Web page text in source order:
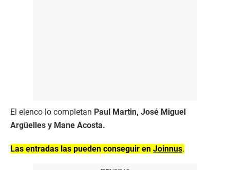
El elenco lo completan Paul Martin, José Miguel
Argüelles y Mane Acosta.
Las entradas las pueden conseguir en Joinnus.